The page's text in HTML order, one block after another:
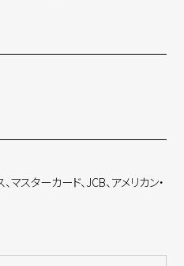
マスターカード、JCB、アメリカン・